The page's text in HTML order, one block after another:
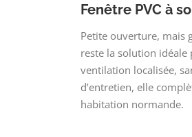
Fenêtre PVC à
Petite ouverture, mais
reste la solution idéale
ventilation localisée,
d’entretien, elle
habitation normande.